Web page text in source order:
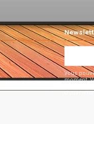
Vous
moment.